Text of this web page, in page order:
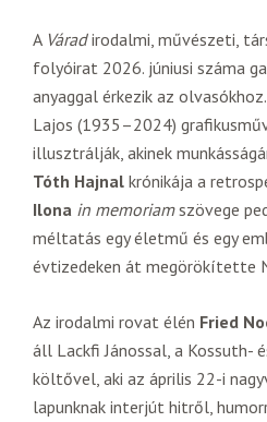
A Váradirodalmi, művészeti,
folyóirat 2026. júniusi száma
anyaggal érkezik az
Lajos (1935–2024)
illusztrálják, akinek
Tóth Hajnal krónikája a
Ilona in memoriamszövege
méltatás egy életmű és egy
évtizedeken át megörökítette
Az irodalmi rovat élén Fried
áll Lackfi Jánossal, a Kossuth-
költővel, aki az április 22-i
lapunknak interjút hitről,